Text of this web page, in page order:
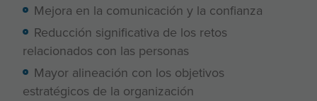
Mejora en la comunicación y la confianza
Reducción significativa de los retos
relacionados con las personas
Mayor alineación con los objetivos
estratégicos de la organización